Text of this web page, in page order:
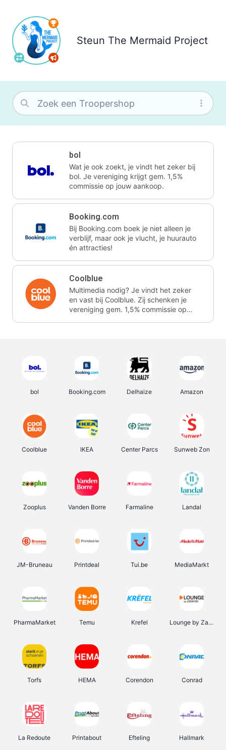
Steun The Mermaid Project
bol
Wat je ook zoekt, je vindt het zeker bij
bol. Je vereniging krijgt gem. 1,5%
commissie op jouw aankoop.
Booking.com
Bij Booking.com boek je niet alleen je
verblijf, maar ook je vlucht, je huurauto
én attracties!
Coolblue
Multimedia nodig? Je vindt het zeker
en vast bij Coolblue. Zij schenken je
vereniging gem. 1,5% commissie op
bol Booking.com Delhaize Amazon
Coolblue IKEA Center Parcs Sunweb Zon
Zooplus Vanden Borre Farmaline Landal
JM-Bruneau Printdeal Tui.be MediaMarkt
PharmaMarket Temu Krefel Lounge by Zalando
Torfs HEMA Corendon Conrad
La Redoute Printabout Efteling Hallmark